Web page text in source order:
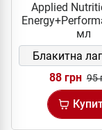
Applied
мл
88 грн 95